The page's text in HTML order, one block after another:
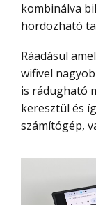
kombinálva
hordozható
Ráadásul amellett, hogy vezeték nélkül is ráköthető
wifivel
is rádugható
keresztül és
számítógép,